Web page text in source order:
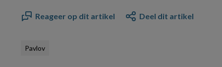
Reageer op dit artikel Deel dit artikel
Pavlov